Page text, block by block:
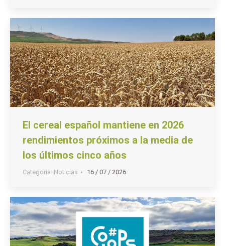
El cereal español mantiene en 2026
rendimientos próximos a la media de
los últimos cinco años
Categoria: Noticias 16 / 07 / 2026